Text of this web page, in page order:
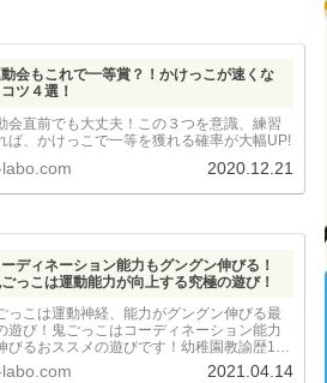
会もこれで一等賞？！かけっこが速くな
ツ４選！
会直前でも大丈夫！この３つを意識、練習
ば、かけっこで一等を獲れる確率が大幅UP!
2020.12.21
ディネーション能力もグングン伸びる！
っこは運動能力が向上する究極の遊び！
っこは運動神経、能力がグングン伸びる最
遊び！鬼ごっこはコーディネーション能力
びるおススメの遊びです！幼稚園教諭歴16
現役教諭が徹底解説します！
2021.04.14